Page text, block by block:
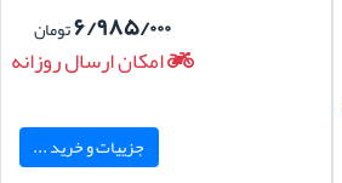
۶/۹۸۵/۰۰۰تومان
امکان ارسال روزانه
جزییات و خرید ...